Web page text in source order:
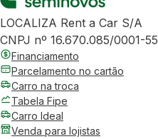
LOCALIZA Rent a Car S/A
CNPJ nº 16.670.085/0001-55
Financiamento
Parcelamento no cartão
Carro na troca
Tabela Fipe
Carro Ideal
Venda para lojistas